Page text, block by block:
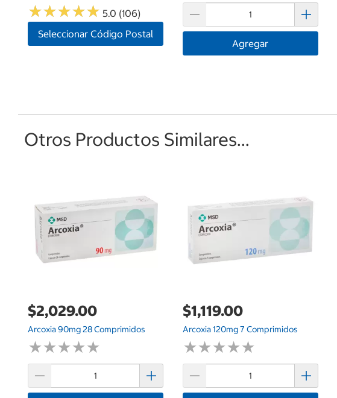
★★★★★
★★★★★ 5.0 (106)
Seleccionar Código Postal
Agregar
Otros Productos Similares...
$2,029.00
Arcoxia 90mg 28 Comprimidos
★★★★★
★★★★★
$1,119.00
Arcoxia 120mg 7 Comprimidos
★★★★★
★★★★★